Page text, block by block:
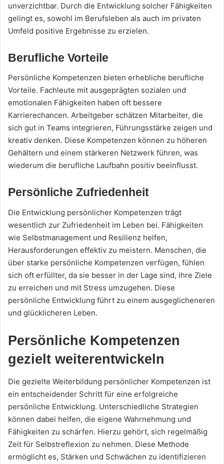
unverzichtbar. Durch die Entwicklung solcher Fähigkeiten
gelingt es, sowohl im Berufsleben als auch im privaten
Umfeld positive Ergebnisse zu erzielen.
Berufliche Vorteile
Persönliche Kompetenzen bieten erhebliche berufliche
Vorteile. Fachleute mit ausgeprägten sozialen und
emotionalen Fähigkeiten haben oft bessere
Karrierechancen. Arbeitgeber schätzen Mitarbeiter, die
sich gut in Teams integrieren, Führungsstärke zeigen und
kreativ denken. Diese Kompetenzen können zu höheren
Gehältern und einem stärkeren Netzwerk führen, was
wiederum die berufliche Laufbahn positiv beeinflusst.
Persönliche Zufriedenheit
Die Entwicklung persönlicher Kompetenzen trägt
wesentlich zur Zufriedenheit im Leben bei. Fähigkeiten
wie Selbstmanagement und Resilienz helfen,
Herausforderungen effektiv zu meistern. Menschen, die
über starke persönliche Kompetenzen verfügen, fühlen
sich oft erfüllter, da sie besser in der Lage sind, ihre Ziele
zu erreichen und mit Stress umzugehen. Diese
persönliche Entwicklung führt zu einem ausgeglicheneren
und glücklicheren Leben.
Persönliche Kompetenzen
gezielt weiterentwickeln
Die gezielte Weiterbildung persönlicher Kompetenzen ist
ein entscheidender Schritt für eine erfolgreiche
persönliche Entwicklung. Unterschiedliche Strategien
können dabei helfen, die eigene Wahrnehmung und
Fähigkeiten zu schärfen. Hierzu gehört, sich regelmäßig
Zeit für Selbstreflexion zu nehmen. Diese Methode
ermöglicht es, Stärken und Schwächen zu identifizieren